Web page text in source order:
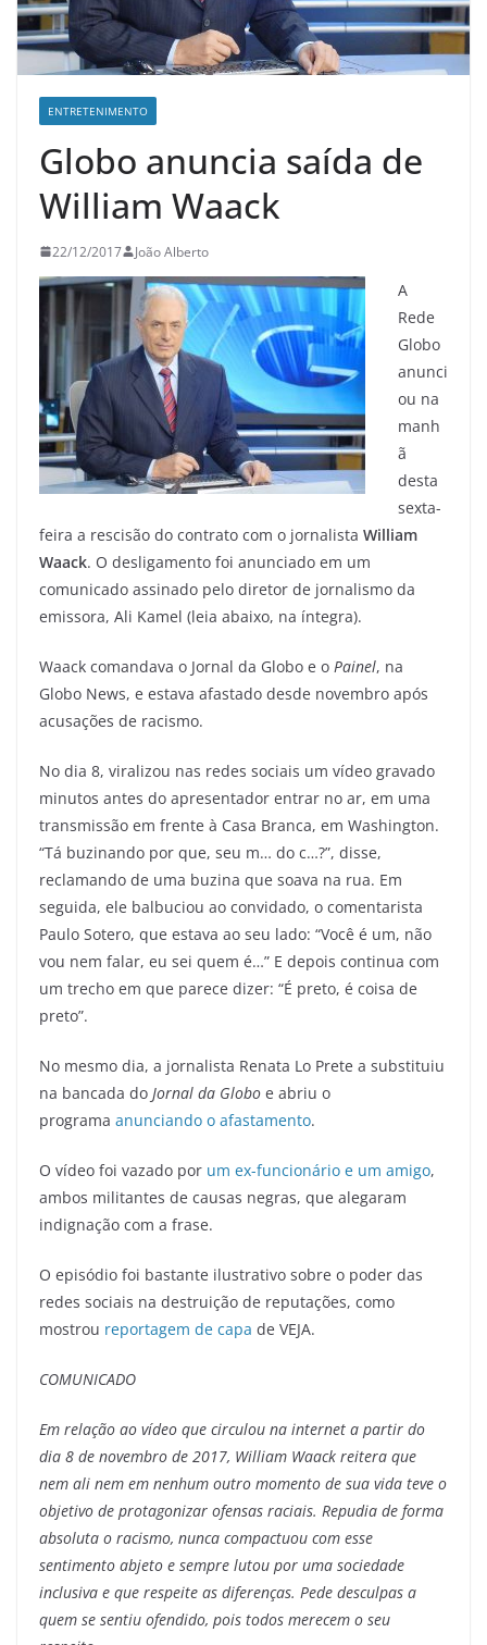
ENTRETENIMENTO
Globo anuncia saída de
William Waack
22/12/2017 João Alberto
A
Rede
Globo
anunci
ou na
manh
ã
desta
sexta-
feira a rescisão do contrato com o jornalista William
Waack. O desligamento foi anunciado em um
comunicado assinado pelo diretor de jornalismo da
emissora, Ali Kamel (leia abaixo, na íntegra).
Waack comandava o Jornal da Globo e o Painel, na
Globo News, e estava afastado desde novembro após
acusações de racismo.
No dia 8, viralizou nas redes sociais um vídeo gravado
minutos antes do apresentador entrar no ar, em uma
transmissão em frente à Casa Branca, em Washington.
“Tá buzinando por que, seu m… do c…?”, disse,
reclamando de uma buzina que soava na rua. Em
seguida, ele balbuciou ao convidado, o comentarista
Paulo Sotero, que estava ao seu lado: “Você é um, não
vou nem falar, eu sei quem é…” E depois continua com
um trecho em que parece dizer: “É preto, é coisa de
preto”.
No mesmo dia, a jornalista Renata Lo Prete a substituiu
na bancada do Jornal da Globo e abriu o
programa anunciando o afastamento.
O vídeo foi vazado por um ex-funcionário e um amigo,
ambos militantes de causas negras, que alegaram
indignação com a frase.
O episódio foi bastante ilustrativo sobre o poder das
redes sociais na destruição de reputações, como
mostrou reportagem de capa de VEJA.
COMUNICADO
Em relação ao vídeo que circulou na internet a partir do
dia 8 de novembro de 2017, William Waack reitera que
nem ali nem em nenhum outro momento de sua vida teve o
objetivo de protagonizar ofensas raciais. Repudia de forma
absoluta o racismo, nunca compactuou com esse
sentimento abjeto e sempre lutou por uma sociedade
inclusiva e que respeite as diferenças. Pede desculpas a
quem se sentiu ofendido, pois todos merecem o seu